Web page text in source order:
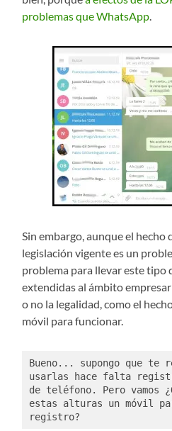
problemas que WhatsApp.
Sin embargo, aunque el hecho
legislación vigente es un
problema para llevar este tipo
extendidas al ámbito
o no la legalidad, como el
móvil para funcionar.
Bueno... supongo que te
usarlas hace falta
de teléfono. Pero vamos
estas alturas un móvil
registro?